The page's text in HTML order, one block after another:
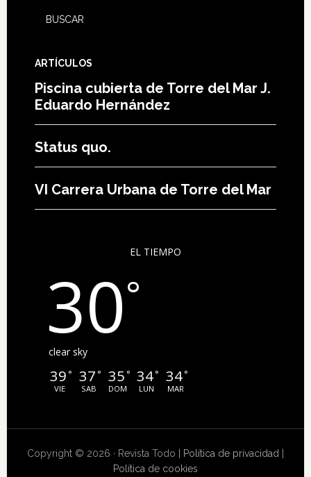
ARTÍCULOS
Piscina cubierta de Torre del Mar J.
Eduardo Hernández
Status quo.
VI Carrera Urbana de Torre del Mar
EL TIEMPO
30°
clear sky
39 °
VIE
37 °
SAB
35 °
DOM
34°
LUN
34°
MAR
Copyright © 2026 · Revista Todo | Política de privacidad|
Política de cookies